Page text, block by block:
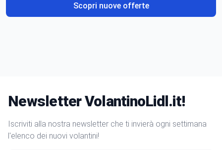
Scopri nuove offerte
Newsletter VolantinoLidl.it!
Iscriviti alla nostra newsletter che ti invierà ogni settimana
l'elenco dei nuovi volantini!